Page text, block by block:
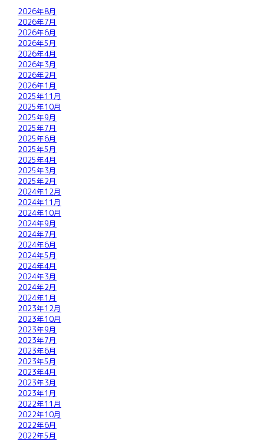
2026年8月
2026年7月
2026年6月
2026年5月
2026年4月
2026年3月
2026年2月
2026年1月
2025年11月
2025年10月
2025年9月
2025年7月
2025年6月
2025年5月
2025年4月
2025年3月
2025年2月
2024年12月
2024年11月
2024年10月
2024年9月
2024年7月
2024年6月
2024年5月
2024年4月
2024年3月
2024年2月
2024年1月
2023年12月
2023年10月
2023年9月
2023年7月
2023年6月
2023年5月
2023年4月
2023年3月
2023年1月
2022年11月
2022年10月
2022年6月
2022年5月